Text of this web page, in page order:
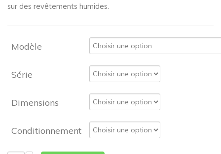
sur des revêtements humides.
Modèle
Série
Dimensions
Conditionnement